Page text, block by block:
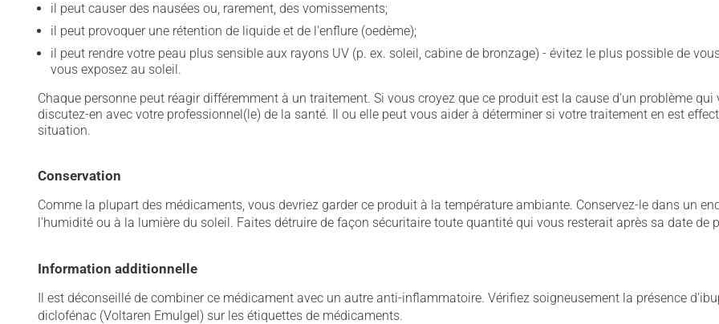
il peut causer des nausées ou, rarement, des vomissements;
il peut provoquer une rétention de liquide et de l'enflure (oedème);
il peut rendre votre peau plus sensible aux rayons UV (p. ex. soleil, cabine de bronzage) - évitez le plus possible de
vous exposez au soleil.
Chaque personne peut réagir différemment à un traitement. Si vous croyez que ce produit est la cause d'un problème
discutez-en avec votre professionnel(le) de la santé. Il ou elle peut vous aider à déterminer si votre traitement en est
situation.
Conservation
Comme la plupart des médicaments, vous devriez garder ce produit à la température ambiante. Conservez-le dans un
l'humidité ou à la lumière du soleil. Faites détruire de façon sécuritaire toute quantité qui vous resterait après sa date de
Information additionnelle
Il est déconseillé de combiner ce médicament avec un autre anti-inflammatoire. Vérifiez soigneusement la présence
diclofénac (Voltaren Emulgel) sur les étiquettes de médicaments.